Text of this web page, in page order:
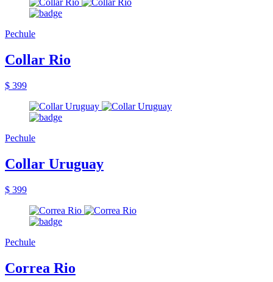
Pechule
Collar Rio
$ 399
Pechule
Collar Uruguay
$ 399
Pechule
Correa Rio